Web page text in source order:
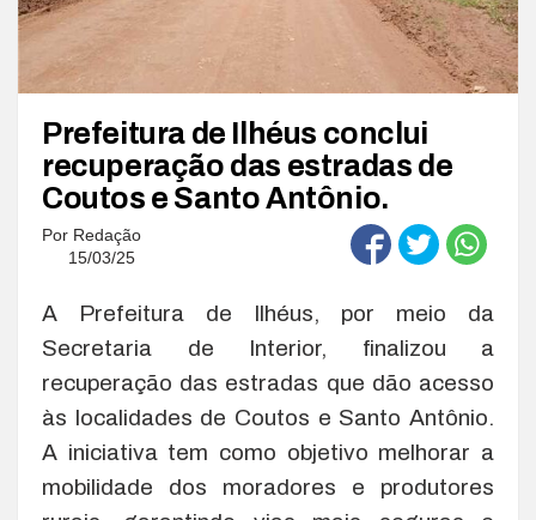
Prefeitura de Ilhéus conclui
recuperação das estradas de
Coutos e Santo Antônio.
Por Redação
15/03/25
A Prefeitura de Ilhéus, por meio da
Secretaria de Interior, finalizou a
recuperação das estradas que dão acesso
às localidades de Coutos e Santo Antônio.
A iniciativa tem como objetivo melhorar a
mobilidade dos moradores e produtores